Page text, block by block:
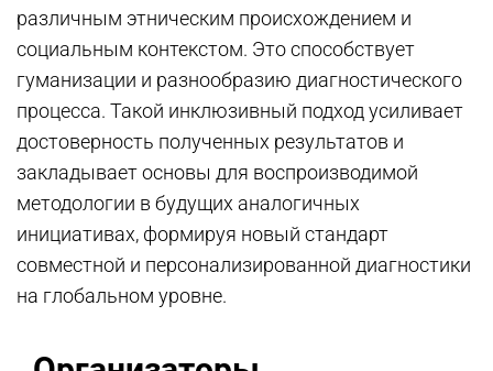
различным этническим происхождением и
социальным контекстом. Это способствует
гуманизации и разнообразию диагностического
процесса. Такой инклюзивный подход усиливает
достоверность полученных результатов и
закладывает основы для воспроизводимой
методологии в будущих аналогичных
инициативах, формируя новый стандарт
совместной и персонализированной диагностики
на глобальном уровне.